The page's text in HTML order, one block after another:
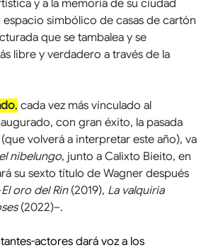
y a la memoria de su ciudad
simbólico de casas de cartón
que se tambalea y se
libre y verdadero a través de la
, cada vez más vinculado al
con gran éxito, la pasada
volverá a interpretar este año), va
nibelungo, junto a Calixto Bieito, en
su sexto título de Wagner después
El oro del Rin (2019), La valquiria
(2022)–.
actores dará voz a los